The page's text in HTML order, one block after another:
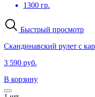
1300 гр.
Быстрый просмотр
Скандинавский рулет с
3 590 руб.
В корзину